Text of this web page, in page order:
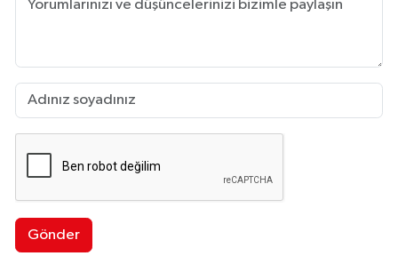
Gönder